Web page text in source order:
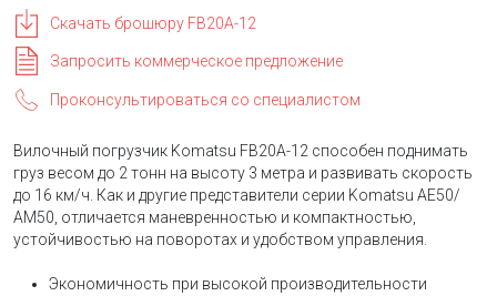
Скачать брошюру FB20A-12
Запросить коммерческое предложение
Проконсультироваться со специалистом
Вилочный погрузчик Komatsu FB20A-12 способен поднимать
груз весом до 2 тонн на высоту 3 метра и развивать скорость
до 16 км/ч. Как и другие представители серии Komatsu АЕ50/
АМ50, отличается маневренностью и компактностью,
устойчивостью на поворотах и удобством управления.
Экономичность при высокой производительности